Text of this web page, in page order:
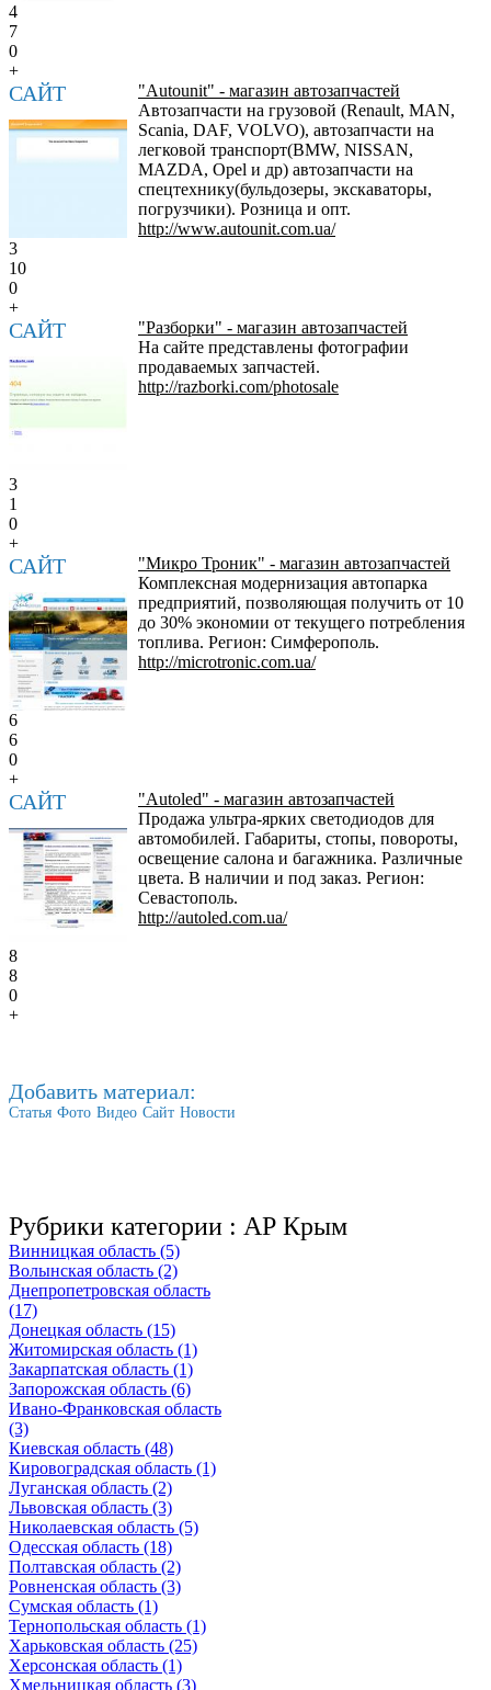
4
7
0
+
САЙТ
"Аutounit" - магазин автозапчастей
Автозапчасти на грузовой (Renault, MAN,
Scania, DAF, VOLVO), автозапчасти на
легковой транспорт(BMW, NISSAN,
MAZDA, Opel и др) автозапчасти на
спецтехнику(бульдозеры, экскаваторы,
погрузчики). Розница и опт.
http://www.autounit.com.ua/
3
10
0
+
САЙТ
"Разборки" - магазин автозапчастей
На сайте представлены фотографии
продаваемых запчастей.
http://razborki.com/photosale
3
1
0
+
САЙТ
"Микро Троник" - магазин автозапчастей
Комплексная модернизация автопарка
предприятий, позволяющая получить от 10
до 30% экономии от текущего потребления
топлива. Регион: Симферополь.
http://microtronic.com.ua/
6
6
0
+
САЙТ
"Аutoled" - магазин автозапчастей
Продажа ультра-ярких светодиодов для
автомобилей. Габариты, стопы, повороты,
освещение салона и багажника. Различные
цвета. В наличии и под заказ. Регион:
Севастополь.
http://autoled.com.ua/
8
8
0
+
Добавить материал:
Статья Фото Видео Сайт Новости
Рубрики категории : АР Крым
Винницкая область (5)
Волынская область (2)
Днепропетровская область
(17)
Донецкая область (15)
Житомирская область (1)
Закарпатская область (1)
Запорожская область (6)
Ивано-Франковская область
(3)
Киевская область (48)
Кировоградская область (1)
Луганская область (2)
Львовская область (3)
Николаевская область (5)
Одесская область (18)
Полтавская область (2)
Ровненская область (3)
Сумская область (1)
Тернопольская область (1)
Харьковская область (25)
Херсонская область (1)
Хмельницкая область (3)